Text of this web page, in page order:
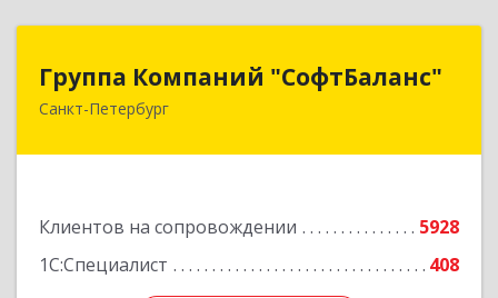
Группа Компаний "СофтБаланс"
Санкт-Петербург
Клиентов на сопровождении
5928
1С:Специалист
408
Группа Компаний "СофтБаланс"
195112, Санкт-Петербург г, Заневский пр-кт,